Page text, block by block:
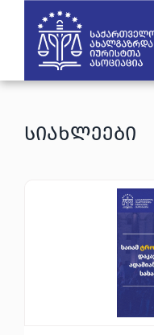
რას
სიახლეები